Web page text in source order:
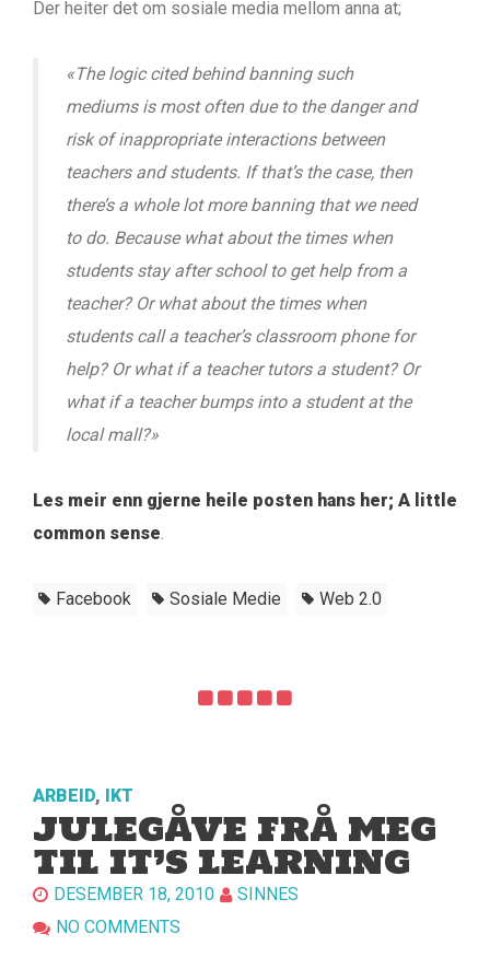
Der heiter det om sosiale media mellom anna at;
«The logic cited behind banning such
mediums is most often due to the danger and
risk of inappropriate interactions between
teachers and students. If that’s the case, then
there’s a whole lot more banning that we need
to do. Because what about the times when
students stay after school to get help from a
teacher? Or what about the times when
students call a teacher’s classroom phone for
help? Or what if a teacher tutors a student? Or
what if a teacher bumps into a student at the
local mall?»
Les meir enn gjerne heile posten hans her; A little
common sense.
Facebook Sosiale Medie Web 2.0
ARBEID, IKT
JULEGÅVE FRÅ MEG
TIL IT’S LEARNING
DESEMBER 18, 2010
SINNES
NO COMMENTS